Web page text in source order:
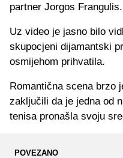
partner Jorgos Frangulis.
Uz video je jasno bilo
skupocjeni dijamantski
osmijehom prihvatila.
Romantična scena brzo
zaključili da je jedna od
tenisa pronašla svoju
POVEZANO